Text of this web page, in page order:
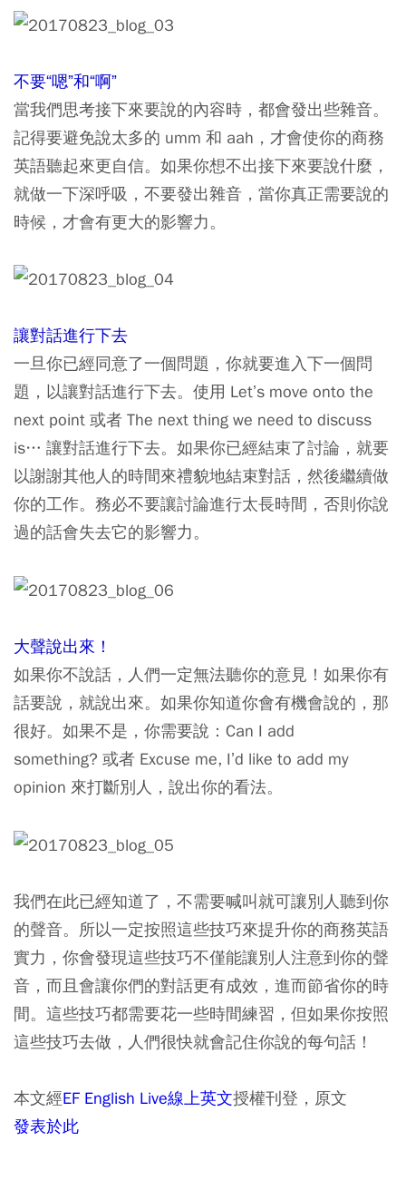
不要“嗯”和“啊”
當我們思考接下來要說的內容時，都會發出些雜音。
記得要避免說太多的 umm 和 aah，才會使你的商務
英語聽起來更自信。如果你想不出接下來要說什麼，
就做一下深呼吸，不要發出雜音，當你真正需要說的
時候，才會有更大的影響力。
讓對話進行下去
一旦你已經同意了一個問題，你就要進入下一個問
題，以讓對話進行下去。使用 Let’s move onto the
next point 或者 The next thing we need to discuss
is… 讓對話進行下去。如果你已經結束了討論，就要
以謝謝其他人的時間來禮貌地結束對話，然後繼續做
你的工作。務必不要讓討論進行太長時間，否則你說
過的話會失去它的影響力。
大聲說出來！
如果你不說話，人們一定無法聽你的意見！如果你有
話要說，就說出來。如果你知道你會有機會說的，那
很好。如果不是，你需要說：Can I add
something? 或者 Excuse me, I’d like to add my
opinion 來打斷別人，說出你的看法。
我們在此已經知道了，不需要喊叫就可讓別人聽到你
的聲音。所以一定按照這些技巧來提升你的商務英語
實力，你會發現這些技巧不僅能讓別人注意到你的聲
音，而且會讓你們的對話更有成效，進而節省你的時
間。這些技巧都需要花一些時間練習，但如果你按照
這些技巧去做，人們很快就會記住你說的每句話！
本文經EF English Live線上英文授權刊登，原文
發表於此